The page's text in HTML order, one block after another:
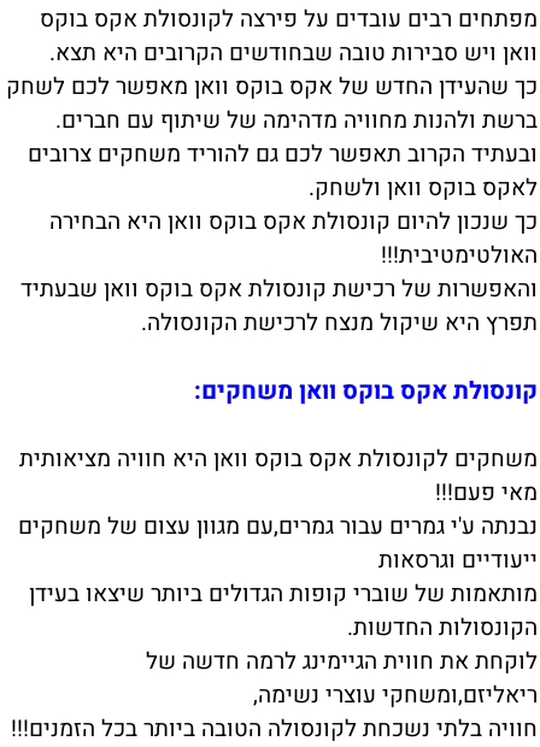
מפתחים רבים עובדים על פירצה לקונסולת אקס בוקס
וואן ויש סבירות טובה שבחודשים הקרובים היא תצא.
כך שהעידן החדש של אקס בוקס וואן מאפשר לכם לשחק
ברשת ולהנות מחוויה מדהימה של שיתוף עם חברים.
ובעתיד הקרוב תאפשר לכם גם להוריד משחקים צרובים
לאקס בוקס וואן ולשחק.
כך שנכון להיום קונסולת אקס בוקס וואן היא הבחירה
האולטימטיבית!!!
והאפשרות של רכישת קונסולת אקס בוקס וואן שבעתיד
תפרץ היא שיקול מנצח לרכישת הקונסולה.
קונסולת אקס בוקס וואן משחקים:
משחקים לקונסולת אקס בוקס וואן היא חוויה מציאותית
מאי פעם!!!
נבנתה ע'י גמרים עבור גמרים,עם מגוון עצום של משחקים
ייעודיים וגרסאות
מותאמות של שוברי קופות הגדולים ביותר שיצאו בעידן
הקונסולות החדשות.
לוקחת את חווית הגיימינג לרמה חדשה של
ריאליזם,ומשחקי עוצרי נשימה,
חוויה בלתי נשכחת לקונסולה הטובה ביותר בכל הזמנים!!!